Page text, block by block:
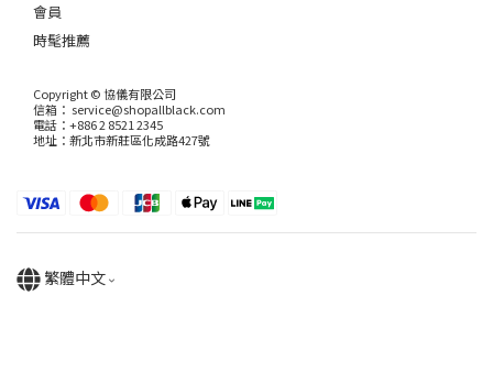
會員
時髦推薦
Copyright © 協儀有限公司
信箱： service@shopallblack.com
電話：+886 2 8521 2345
地址：新北市新莊區化成路427號
繁體中文